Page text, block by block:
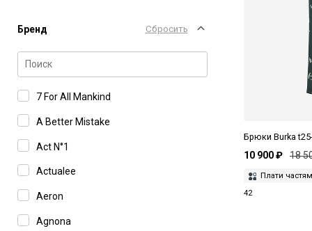
Бренд Сбросить
7 For All Mankind
A Better Mistake
Act N°1
Actualee
Aeron
Agnona
Брюки Burka
10 900 ₽ 18
Плати
42